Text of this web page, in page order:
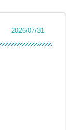
2026/07/31